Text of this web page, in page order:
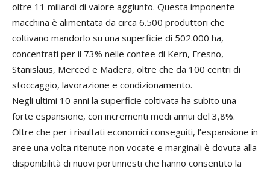
oltre 11 miliardi di valore aggiunto. Questa imponente
macchina è alimentata da circa 6.500 produttori che
coltivano mandorlo su una superficie di 502.000 ha,
concentrati per il 73% nelle contee di Kern, Fresno,
Stanislaus, Merced e Madera, oltre che da 100 centri di
stoccaggio, lavorazione e condizionamento.
Negli ultimi 10 anni la superficie coltivata ha subito una
forte espansione, con incrementi medi annui del 3,8%.
Oltre che per i risultati economici conseguiti, l’espansione in
aree una volta ritenute non vocate e marginali è dovuta alla
disponibilità di nuovi portinnesti che hanno consentito la